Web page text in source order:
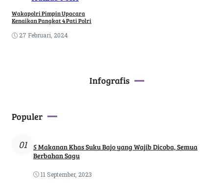
Wakapolri Pimpin Upacara
Kenaikan Pangkat 4 Pati Polri
27 Februari, 2024
Infografis
Populer
01
5 Makanan Khas Suku Bajo yang Wajib Dicoba, Semua
Berbahan Sagu
11 September, 2023